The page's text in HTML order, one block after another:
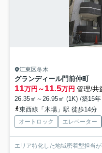
江東区冬木
グランディール門前仲町
11万円～11.5万円 管理/共
26.35㎡～26.95㎡ (1K) /築15
東西線「木場」駅 徒歩14分
オートロック エレベーター
エリア特化した地域密着型担当